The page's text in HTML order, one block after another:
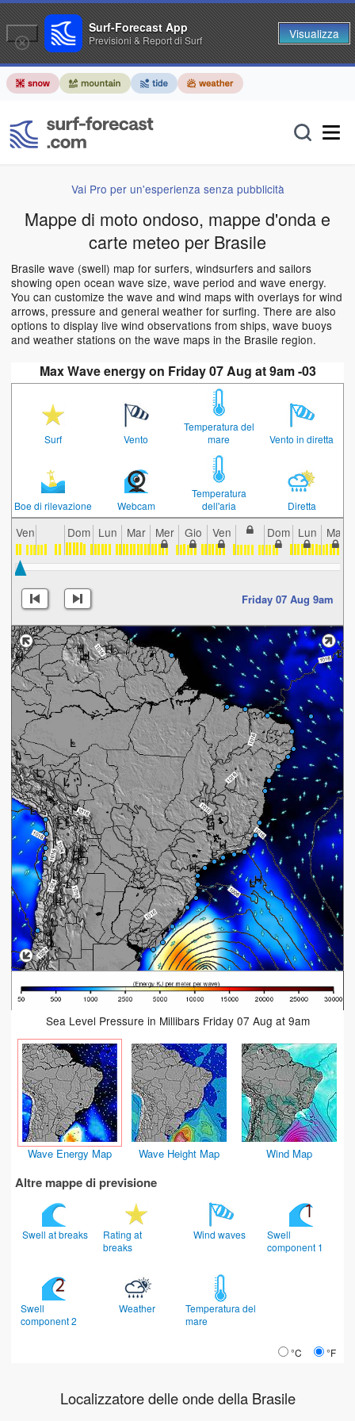
Vai Pro per un'esperienza senza pubblicità
Mappe di moto ondoso, mappe d'onda e
carte meteo per Brasile
Brasile wave (swell) map for surfers, windsurfers and sailors
showing open ocean wave size, wave period and wave energy.
You can customize the wave and wind maps with overlays for wind
arrows, pressure and general weather for surfing. There are also
options to display live wind observations from ships, wave buoys
and weather stations on the wave maps in the Brasile region.
Max Wave energy on Friday 07 Aug at 9am -03
Surf Vento
Temperatura del
mare
Vento in diretta
Boe di rilevazione Webcam
Temperatura
dell'aria
Diretta
Ven Dom Lun Mar Mer Gio Ven Dom Lun Mar
Friday 07 Aug 9am
Sea Level Pressure in Millibars Friday 07 Aug at 9am
Wave Energy Map Wave Height Map Wind Map
Altre mappe di previsione
Swell at breaks
Rating at
breaks
Wind waves
Swell
component 1
Swell
component 2
Weather
Temperatura del
mare
°C °F
Localizzatore delle onde della Brasile
Surf-Forecast App
Previsioni & Report di Surf Visualizza